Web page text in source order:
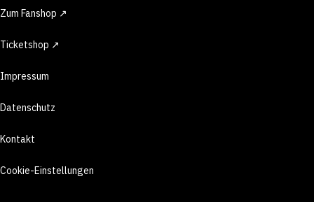
Zum Fanshop ↗
Ticketshop ↗
Impressum
Datenschutz
Kontakt
Cookie-Einstellungen